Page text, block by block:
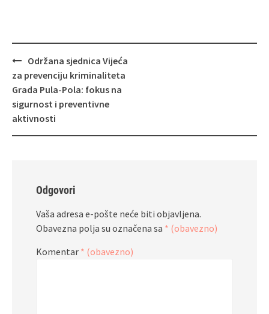
Navigacija
objava
Održana sjednica Vijeća
za prevenciju kriminaliteta
Grada Pula-Pola: fokus na
sigurnost i preventivne
aktivnosti
Odgovori
Vaša adresa e-pošte neće biti objavljena.
Obavezna polja su označena sa * (obavezno)
Komentar * (obavezno)